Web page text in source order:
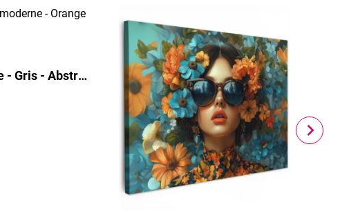
Art moderne - Orange - Gris - Abstrait